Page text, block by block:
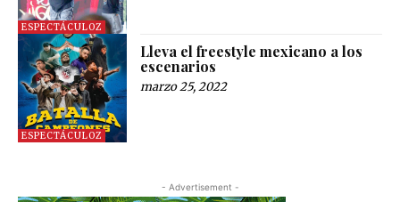
ESPECTÁCULOZ
ESPECTÁCULOZ
Lleva el freestyle mexicano a los
escenarios
marzo 25, 2022
- Advertisement -